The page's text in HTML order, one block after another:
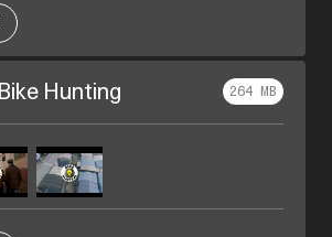
Hunting 264 MB